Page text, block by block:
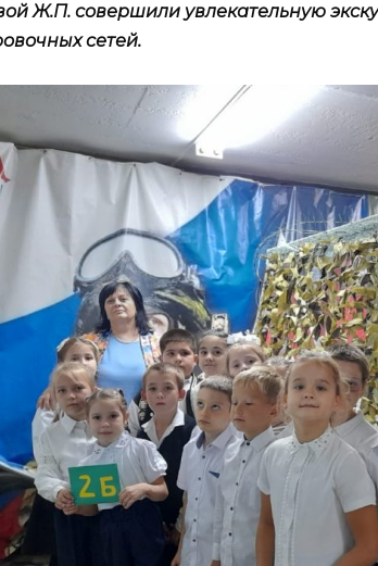
Ж.П. совершили увлекательную
сетей.